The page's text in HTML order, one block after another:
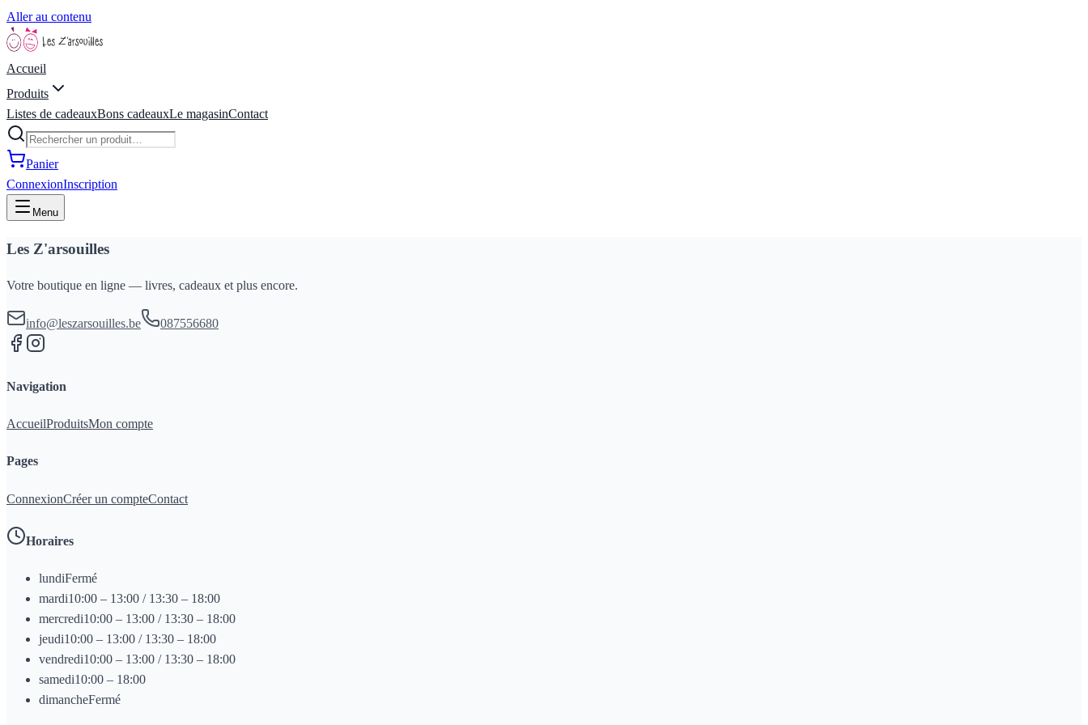
Aller au contenu
Accueil
Produits
Listes de cadeauxBons cadeauxLe magasinContact
Panier
ConnexionInscription
Menu
Les Z'arsouilles
Votre boutique en ligne — livres, cadeaux et plus encore.
info@leszarsouilles.be 087556680
Navigation
AccueilProduitsMon compte
Pages
ConnexionCréer un compteContact
Horaires
lundiFermé
mardi10:00 – 13:00 / 13:30 – 18:00
mercredi10:00 – 13:00 / 13:30 – 18:00
jeudi10:00 – 13:00 / 13:30 – 18:00
vendredi10:00 – 13:00 / 13:30 – 18:00
samedi10:00 – 18:00
dimancheFermé